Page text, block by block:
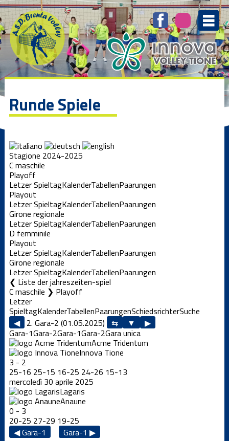
Runde Spiele
Stagione 2024-2025
C maschile
Playoff
Letzer SpieltagKalenderTabellenPaarungen
Playout
Letzer SpieltagKalenderTabellenPaarungen
Girone regionale
Letzer SpieltagKalenderTabellenPaarungen
D femminile
Playout
Letzer SpieltagKalenderTabellenPaarungen
Girone regionale
Letzer SpieltagKalenderTabellenPaarungen
Liste der jahreszeiten-spiel
C maschile ❯ Playoff
Letzer
SpieltagKalenderTabellenPaarungenSchiedsrichterSuche
◀ 2. Gara-2 (01.05.2025)
▶
Gara-1Gara-2Gara-1Gara-2Gara unica
Acme Tridentum
Innova Tione
3 - 2
25-16 25-15 16-25 24-26 15-13
mercoledì 30 aprile 2025
Lagaris
Anaune
0 - 3
20-25 27-29 19-25
◀ Gara-1
Gara-1 ▶